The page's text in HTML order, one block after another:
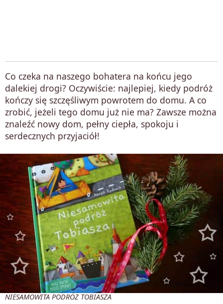
Co czeka na naszego bohatera na końcu jego
dalekiej drogi? Oczywiście: najlepiej, kiedy podróż
kończy się szczęśliwym powrotem do domu. A co
zrobić, jeżeli tego domu już nie ma? Zawsze można
znaleźć nowy dom, pełny ciepła, spokoju i
serdecznych przyjaciół!
NIESAMOWITA PODRÓŻ TOBIASZA